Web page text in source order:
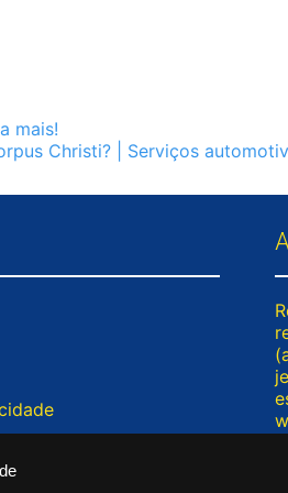
mais!
Christi? | Serviços